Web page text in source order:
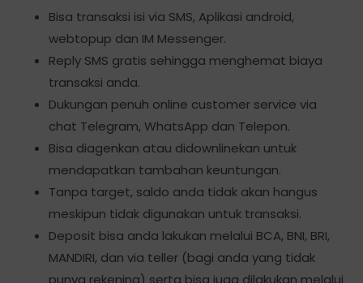
Bisa transaksi isi via SMS, Aplikasi android,
webtopup dan IM Messenger.
Reply SMS gratis sehingga menghemat biaya
transaksi anda.
Dukungan penuh online customer service via
chat Telegram, WhatsApp dan Telepon.
Bisa diagenkan atau didownlinekan untuk
mendapatkan tambahan keuntungan.
Tanpa target, saldo anda tidak akan hangus
meskipun tidak digunakan untuk transaksi.
Deposit bisa anda lakukan melalui BCA, BNI, BRI,
MANDIRI, dan via teller (bagi anda yang tidak
punya rekening) serta bisa juga dilakukan melalui